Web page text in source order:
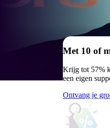
Met 10 of
Krijg tot 57%
een eigen
Ontvang je